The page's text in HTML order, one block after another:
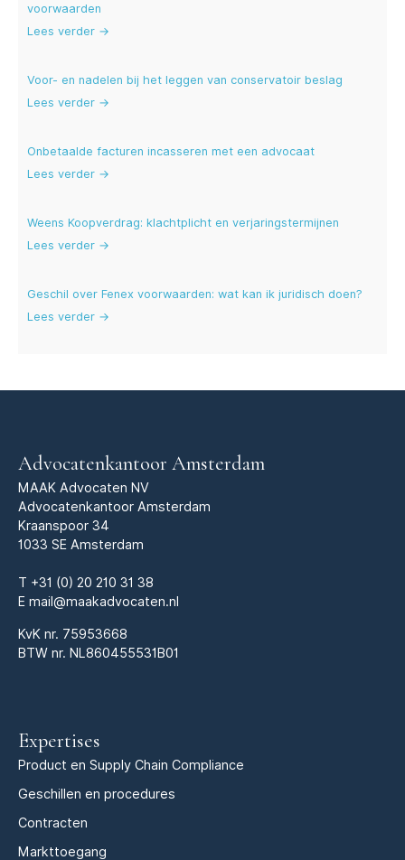
voorwaarden
Lees verder →
Voor- en nadelen bij het leggen van conservatoir beslag
Lees verder →
Onbetaalde facturen incasseren met een advocaat
Lees verder →
Weens Koopverdrag: klachtplicht en verjaringstermijnen
Lees verder →
Geschil over Fenex voorwaarden: wat kan ik juridisch doen?
Lees verder →
Advocatenkantoor Amsterdam
MAAK Advocaten NV
Advocatenkantoor Amsterdam
Kraanspoor 34
1033 SE Amsterdam
T +31 (0) 20 210 31 38
E mail@maakadvocaten.nl
KvK nr. 75953668
BTW nr. NL860455531B01
Expertises
Product en Supply Chain Compliance
Geschillen en procedures
Contracten
Markttoegang